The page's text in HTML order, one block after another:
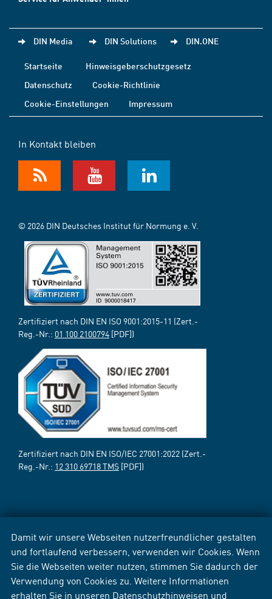
Damit wir unsere Webseiten nutzerfreundlicher gestalten
und fortlaufend verbessern, verwenden wir Cookies. Wenn
Sie die Webseiten weiter nutzen, stimmen Sie dadurch der
Verwendung von Cookies zu. Weitere Informationen
erhalten Sie in unseren Datenschutzhinweisen und
DIN Media DIN Solutions DIN.ONE
Startseite
Hinweisgeberschutzgesetz
Datenschutz
Cookie-Richtlinie
Cookie-Einstellungen
Impressum
In Kontakt bleiben
© 2026 DIN Deutsches Institut für Normung e. V.
Zertifiziert nach DIN EN ISO 9001:2015-11 (Zert.-
Reg.-Nr.: 01 100 2100794 [PDF])
Zertifiziert nach DIN EN ISO/IEC 27001:2022 (Zert.-
Reg.-Nr.: 12 310 69718 TMS [PDF])